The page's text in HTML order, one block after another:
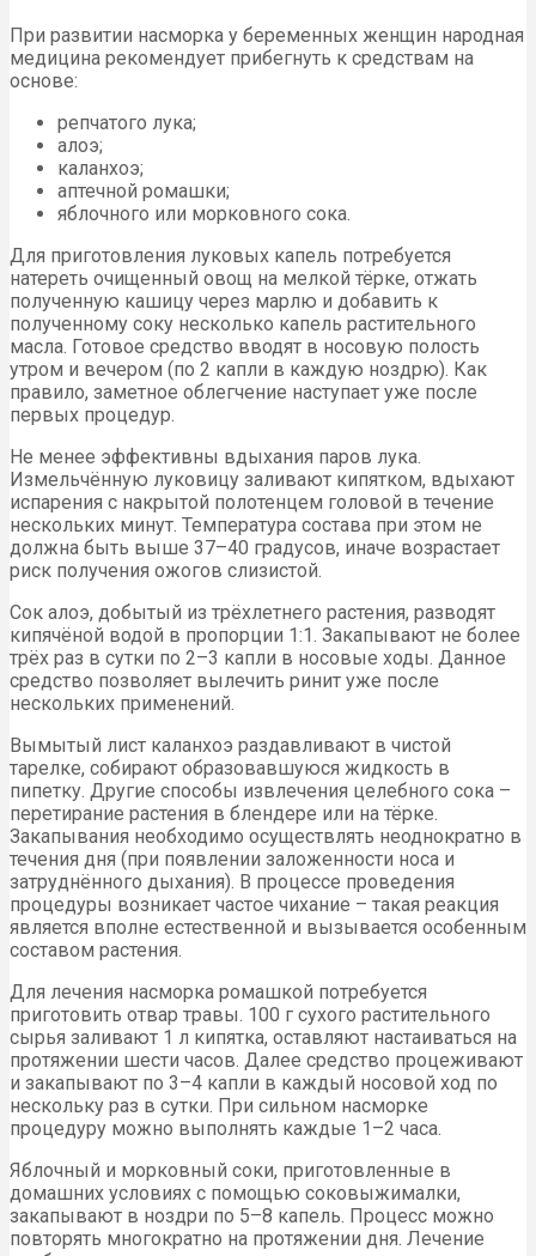
При развитии насморка у беременных женщин народная
медицина рекомендует прибегнуть к средствам на
основе:
репчатого лука;
алоэ;
каланхоэ;
аптечной ромашки;
яблочного или морковного сока.
Для приготовления луковых капель потребуется
натереть очищенный овощ на мелкой тёрке, отжать
полученную кашицу через марлю и добавить к
полученному соку несколько капель растительного
масла. Готовое средство вводят в носовую полость
утром и вечером (по 2 капли в каждую ноздрю). Как
правило, заметное облегчение наступает уже после
первых процедур.
Не менее эффективны вдыхания паров лука.
Измельчённую луковицу заливают кипятком, вдыхают
испарения с накрытой полотенцем головой в течение
нескольких минут. Температура состава при этом не
должна быть выше 37–40 градусов, иначе возрастает
риск получения ожогов слизистой.
Сок алоэ, добытый из трёхлетнего растения, разводят
кипячёной водой в пропорции 1:1. Закапывают не более
трёх раз в сутки по 2–3 капли в носовые ходы. Данное
средство позволяет вылечить ринит уже после
нескольких применений.
Вымытый лист каланхоэ раздавливают в чистой
тарелке, собирают образовавшуюся жидкость в
пипетку. Другие способы извлечения целебного сока –
перетирание растения в блендере или на тёрке.
Закапывания необходимо осуществлять неоднократно в
течения дня (при появлении заложенности носа и
затруднённого дыхания). В процессе проведения
процедуры возникает частое чихание – такая реакция
является вполне естественной и вызывается особенным
составом растения.
Для лечения насморка ромашкой потребуется
приготовить отвар травы. 100 г сухого растительного
сырья заливают 1 л кипятка, оставляют настаиваться на
протяжении шести часов. Далее средство процеживают
и закапывают по 3–4 капли в каждый носовой ход по
нескольку раз в сутки. При сильном насморке
процедуру можно выполнять каждые 1–2 часа.
Яблочный и морковный соки, приготовленные в
домашних условиях с помощью соковыжималки,
закапывают в ноздри по 5–8 капель. Процесс можно
повторять многократно на протяжении дня. Лечение